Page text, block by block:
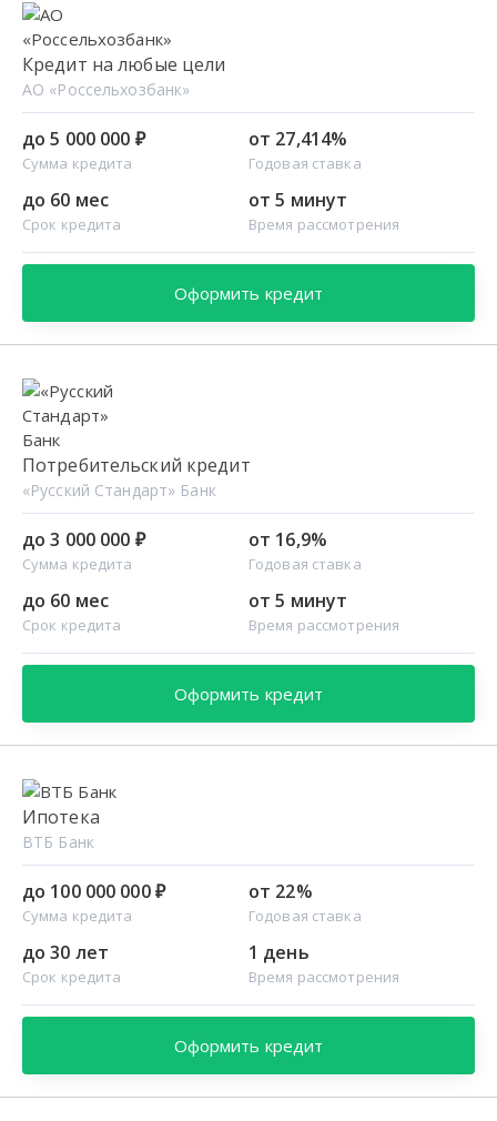
Кредит на любые цели
АО «Россельхозбанк»
до 5 000 000 ₽
Сумма кредита
от 27,414%
Годовая ставка
до 60 мес
Срок кредита
от 5 минут
Время рассмотрения
Оформить кредит
Потребительский кредит
«Русский Стандарт» Банк
до 3 000 000 ₽
Сумма кредита
от 16,9%
Годовая ставка
до 60 мес
Срок кредита
от 5 минут
Время рассмотрения
Оформить кредит
Ипотека
ВТБ Банк
до 100 000 000 ₽
Сумма кредита
от 22%
Годовая ставка
до 30 лет
Срок кредита
1 день
Время рассмотрения
Оформить кредит